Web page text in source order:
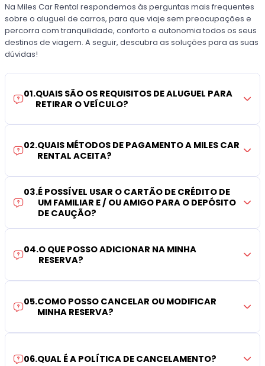
Na Miles Car Rental respondemos às perguntas mais frequentes
sobre o aluguel de carros, para que viaje sem preocupações e
percorra com tranquilidade, conforto e autonomia todos os seus
destinos de viagem. A seguir, descubra as soluções para as suas
dúvidas!
01.QUAIS SÃO OS REQUISITOS DE ALUGUEL PARA
RETIRAR O VEÍCULO?
02.QUAIS MÉTODOS DE PAGAMENTO A MILES CAR
RENTAL ACEITA?
03.É POSSÍVEL USAR O CARTÃO DE CRÉDITO DE
UM FAMILIAR E / OU AMIGO PARA O DEPÓSITO
DE CAUÇÃO?
04.O QUE POSSO ADICIONAR NA MINHA
RESERVA?
05.COMO POSSO CANCELAR OU MODIFICAR
MINHA RESERVA?
06.QUAL É A POLÍTICA DE CANCELAMENTO?